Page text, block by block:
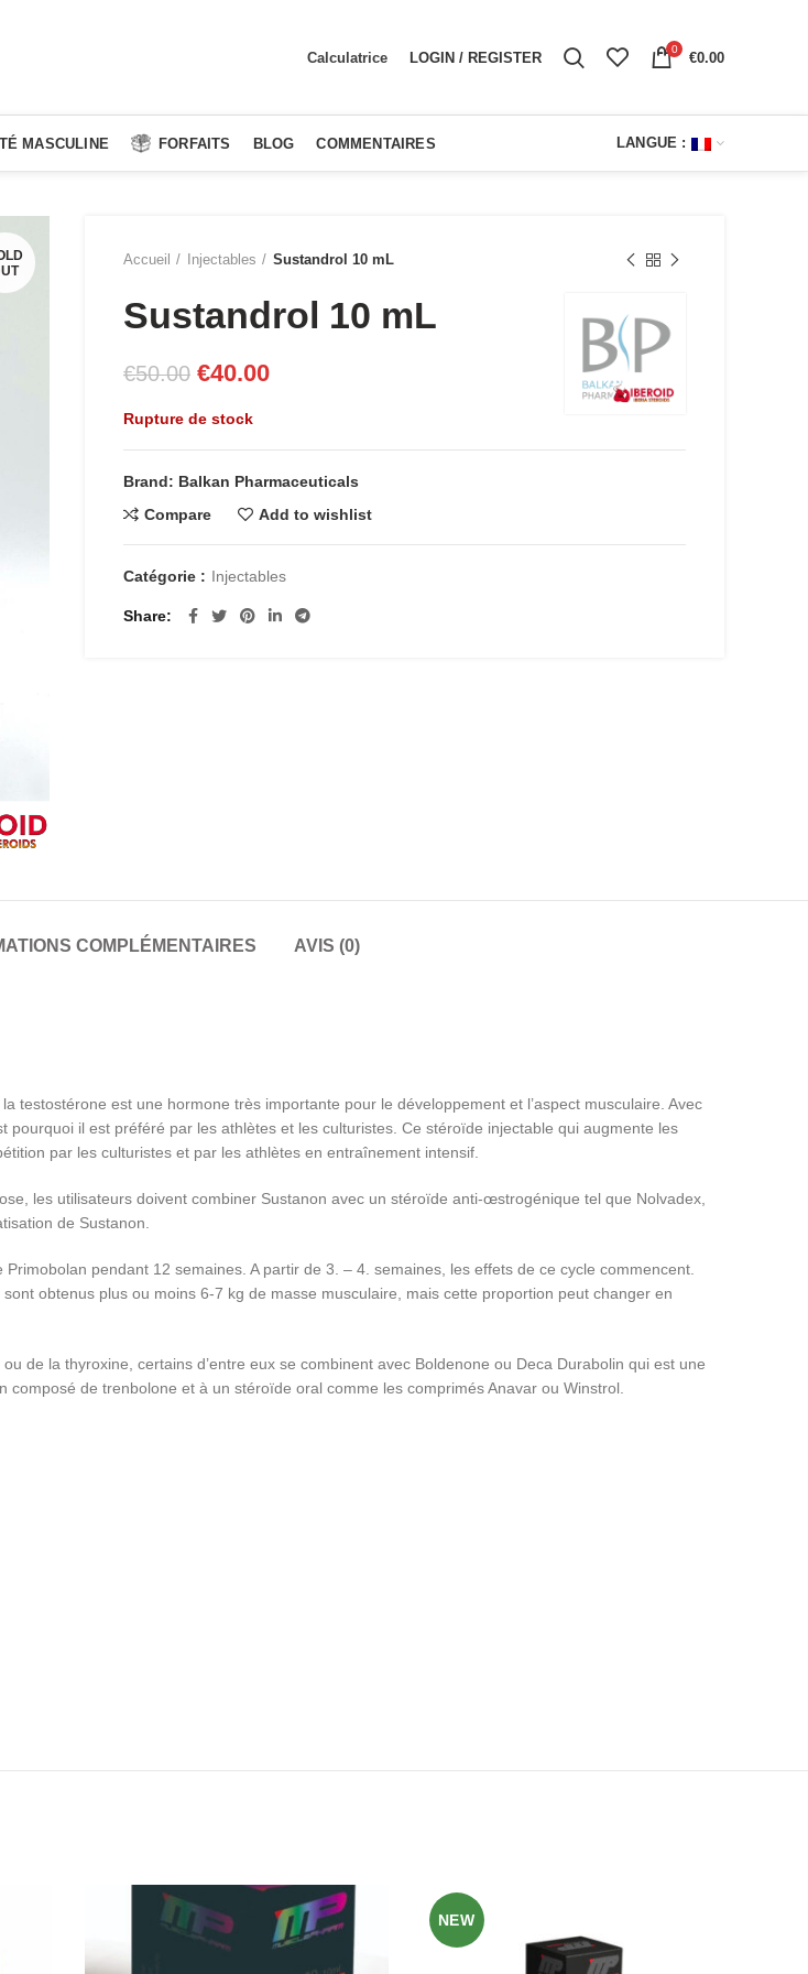
Calculatrice LOGIN / REGISTER 0 €0.00
MASCULINE FORFAITS BLOG COMMENTAIRES LANGUE :
Accueil Injectables Sustandrol 10 mL
Sustandrol 10 mL
€50.00 Le
initial
était :
€50.00.
€40.00Le
est :
€40.00.
Rupture de stock
Brand: Balkan Pharmaceuticals
Compare
Add to wishlist
Catégorie : Injectables
Share
COMPLÉMENTAIRES AVIS (0)
testostérone est une hormone très importante pour le développement et l’aspect musculaire. Avec
il est préféré par les athlètes et les culturistes. Ce stéroïde injectable qui augmente les
par les culturistes et par les athlètes en entraînement intensif.
les utilisateurs doivent combiner Sustanon avec un stéroïde anti-œstrogénique tel que Nolvadex,
de Sustanon.
pendant 12 semaines. A partir de 3. – 4. semaines, les effets de ce cycle commencent.
obtenus plus ou moins 6-7 kg de masse musculaire, mais cette proportion peut changer en
de la thyroxine, certains d’entre eux se combinent avec Boldenone ou Deca Durabolin qui est une
de trenbolone et à un stéroïde oral comme les comprimés Anavar ou Winstrol.
NEW